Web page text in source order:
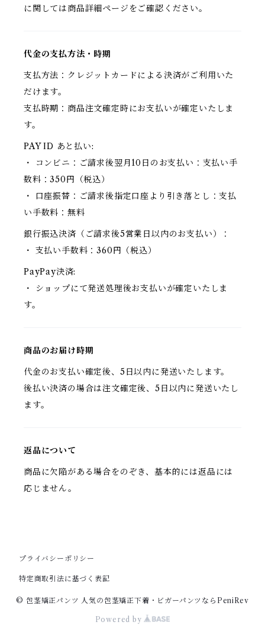
に関しては商品詳細ページをご確認ください。
代金の支払方法・時期
支払方法：クレジットカードによる決済がご利用いた
だけます。
支払時期：商品注文確定時にお支払いが確定いたしま
す。
PAY ID あと払い:
・ コンビニ：ご請求後翌月10日のお支払い：支払い手
数料：350円（税込）
・ 口座振替：ご請求後指定口座より引き落とし：支払
い手数料：無料
銀行振込決済（ご請求後5営業日以内のお支払い）：
・ 支払い手数料：360円（税込）
PayPay決済:
・ ショップにて発送処理後お支払いが確定いたしま
す。
商品のお届け時期
代金のお支払い確定後、5日以内に発送いたします。
後払い決済の場合は注文確定後、5日以内に発送いたし
ます。
返品について
商品に欠陥がある場合をのぞき、基本的には返品には
応じません。
プライバシーポリシー
特定商取引法に基づく表記
© 包茎矯正パンツ 人気の包茎矯正下着・ビガーパンツならPeniRev
Powered by